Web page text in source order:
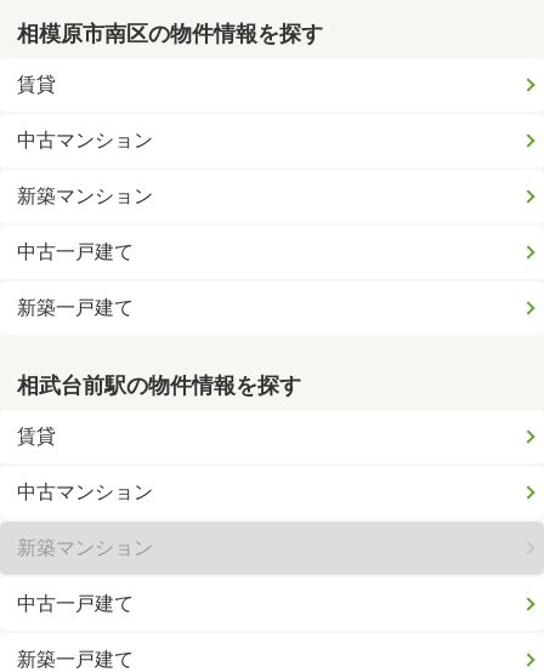
相模原市南区の物件情報を探す
賃貸
中古マンション
新築マンション
中古一戸建て
新築一戸建て
相武台前駅の物件情報を探す
賃貸
中古マンション
新築マンション
中古一戸建て
新築一戸建て